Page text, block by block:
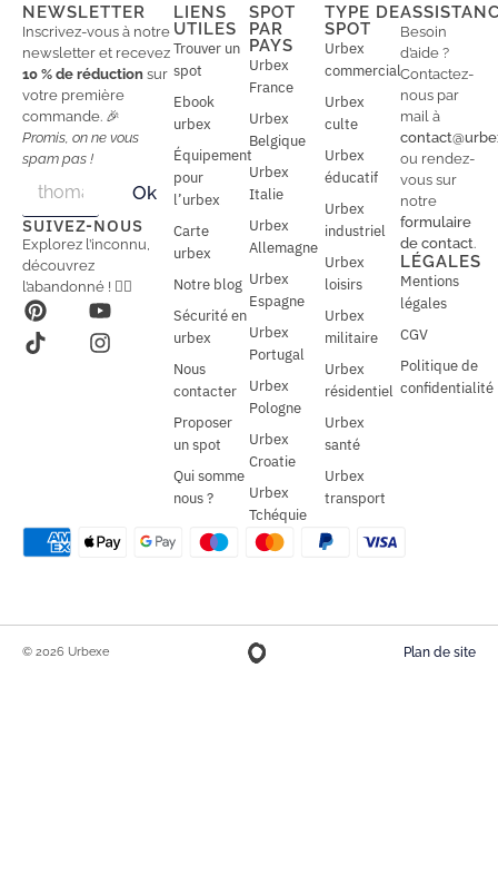
NEWSLETTER
Inscrivez-vous à notre
newsletter et recevez
10 % de réduction sur
votre première
commande. 🎉
Promis, on ne vous
spam pas !
a
i
l
a
i
l
*
Ok
SUIVEZ-NOUS
Explorez l’inconnu,
découvrez
l’abandonné ! 🕵️‍♂️
LIENS
UTILES
Trouver un
spot
Ebook
urbex
Équipement
pour
l’urbex
Carte
urbex
Notre blog
Sécurité en
urbex
Nous
contacter
Proposer
un spot
Qui somme
nous ?
SPOT
PAR
PAYS
Urbex
France
Urbex
Belgique
Urbex
Italie
Urbex
Allemagne
Urbex
Espagne
Urbex
Portugal
Urbex
Pologne
Urbex
Croatie
Urbex
Tchéquie
TYPE DE
SPOT
Urbex
commercial
Urbex
culte
Urbex
éducatif
Urbex
industriel
Urbex
loisirs
Urbex
militaire
Urbex
résidentiel
Urbex
santé
Urbex
transport
Besoin
d’aide ?
Contactez-
nous par
mail à
ou rendez-
vous sur
notre
formulaire
de contact.
LÉGALES
Mentions
légales
CGV
Politique de
confidentialité
© 2026 Urbexe Plan de site